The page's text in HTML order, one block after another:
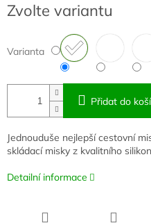
cena:
Zvolte variantu
Varianta
Přidat do
Jednouduše nejlepší cestovní
skládací misky z kvalitního
Detailní informace